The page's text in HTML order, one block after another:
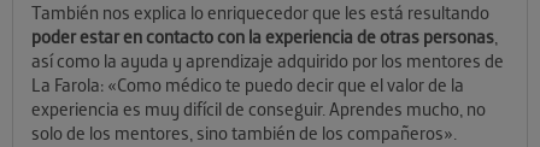
También nos explica lo enriquecedor que les está resultando
poder estar en contacto con la experiencia de otras personas,
así como la ayuda y aprendizaje adquirido por los mentores de
La Farola: «Como médico te puedo decir que el valor de la
experiencia es muy difícil de conseguir. Aprendes mucho, no
solo de los mentores, sino también de los compañeros».